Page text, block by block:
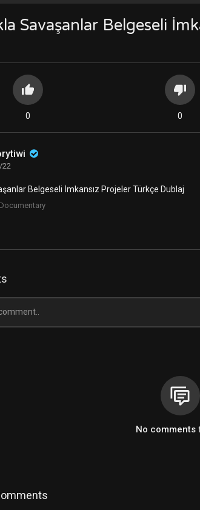
Savaşanlar Belgeseli
0 0
22
Belgeseli İmkansız Projeler Türkçe Dublaj
Documentary
No comments